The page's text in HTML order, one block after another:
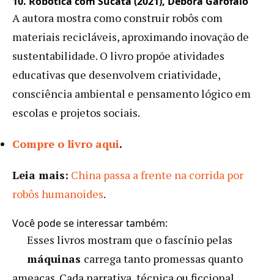
A autora mostra como construir robôs com
materiais recicláveis, aproximando inovação de
sustentabilidade. O livro propõe atividades
educativas que desenvolvem criatividade,
consciência ambiental e pensamento lógico em
escolas e projetos sociais.
Compre o livro aqui.
Leia mais: China passa a frente na corrida por
robôs humanoides.
Você pode se interessar também:
Esses livros mostram que o fascínio pelas
máquinas carrega tanto promessas quanto